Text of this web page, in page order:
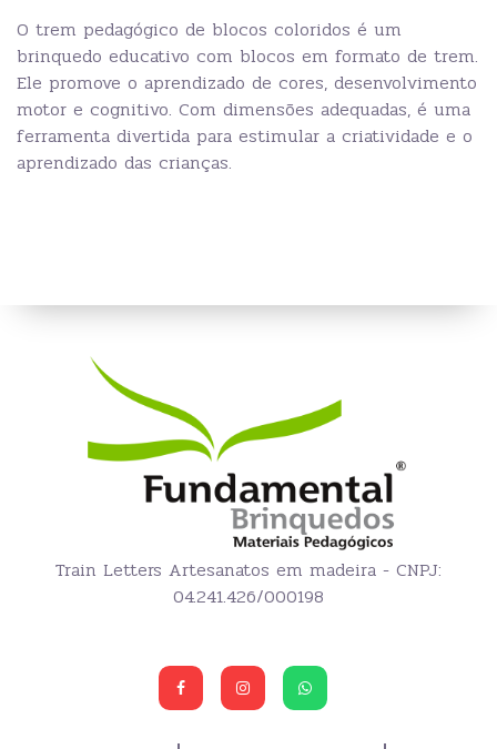
O trem pedagógico de blocos coloridos é um
brinquedo educativo com blocos em formato de trem.
Ele promove o aprendizado de cores, desenvolvimento
motor e cognitivo. Com dimensões adequadas, é uma
ferramenta divertida para estimular a criatividade e o
aprendizado das crianças.
Train Letters Artesanatos em madeira - CNPJ:
04.241.426/000198